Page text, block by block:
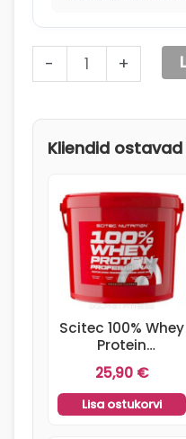
-
Supps
+
Kliendid
Scitec 100% Whey
Protein
Professional 500g
Chocolate
25,90 €
Lisa ostukorvi